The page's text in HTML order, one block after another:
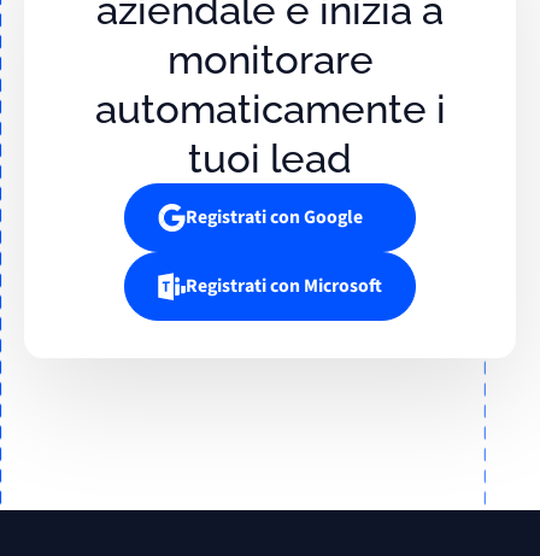
aziendale e inizia a
monitorare
automaticamente i
tuoi lead
Registrati con Google
Registrati con Microsoft